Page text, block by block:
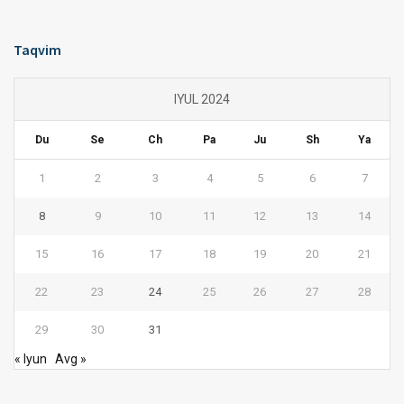
Taqvim
IYUL 2024
Du Se Ch Pa Ju Sh Ya
1 2 3 4 5 6 7
8 9 10 11 12 13 14
15 16 17 18 19 20 21
22 23 24 25 26 27 28
29 30 31
« Iyun Avg »